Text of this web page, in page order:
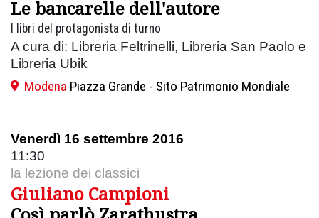
Le bancarelle dell'autore
I libri del protagonista di turno
A cura di: Libreria Feltrinelli, Libreria San Paolo e
Libreria Ubik
Modena Piazza Grande - Sito Patrimonio Mondiale
Venerdì 16 settembre 2016
11:30
la lezione dei classici
Giuliano Campioni